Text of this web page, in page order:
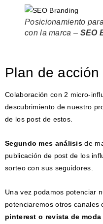
Posicionamiento
con la marca – SEO
Plan de acción
Colaboración con 2 micro-
descubrimiento de nuestro
de los post de estos.
Segundo mes análisis de
publicación de post de los
sorteo con sus seguidores.
Una vez podamos potenciar
potenciaremos otros canales
pinterest o revista de